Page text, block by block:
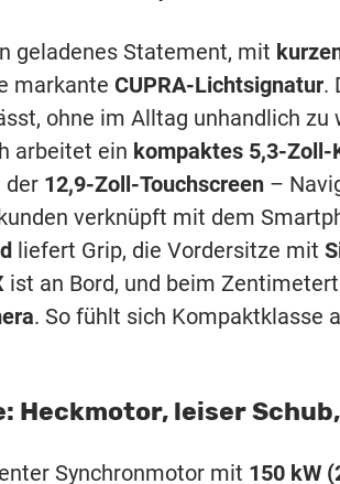
geladenes Statement, mit
markante CUPRA-Lichtsignatur.
ohne im Alltag unhandlich zu
arbeitet ein kompaktes 5,3-
der 12,9-Zoll-Touchscreen –
verknüpft mit dem
liefert Grip, die Vordersitze mit
ist an Bord, und beim
. So fühlt sich Kompaktklasse
Heckmotor, leiser
Synchronmotor mit 150 kW